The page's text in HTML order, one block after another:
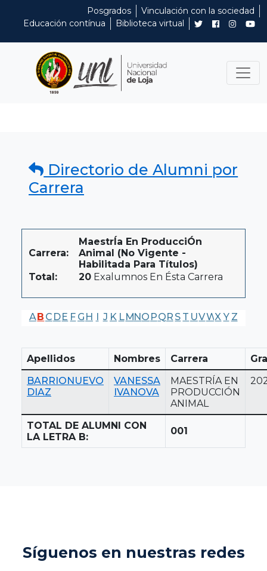
Posgrados
Vinculación con la sociedad
Educación contínua
Biblioteca virtual
Directorio de Alumni por
Carrera
Carrera:
MaestrÍa En ProducciÓn
Animal (No Vigente -
Habilitada Para Títulos)
Total:
20 Exalumnos En Ésta Carrera
AB C DE F G H I J K LMNO PQR S T UVWX Y Z
Apellidos Nombres Carrera
BARRIONUEVO
DIAZ
VANESSA
IVANOVA
MAESTRÍA EN
PRODUCCIÓN
ANIMAL
TOTAL DE ALUMNI CON
LA LETRA B:
001
Síguenos en nuestras redes